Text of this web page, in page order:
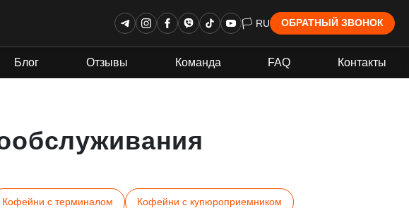
🏳 RU ОБРАТНЫЙ ЗВОНОК
Блог Отзывы Команда FAQ Контакты
Кофейни с терминалом Кофейни с купюроприемником